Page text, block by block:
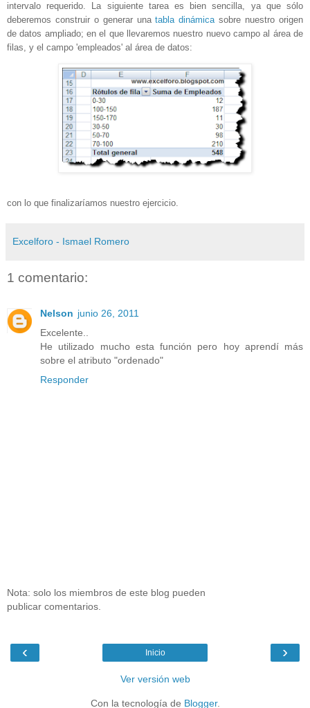
intervalo requerido. La siguiente tarea es bien sencilla, ya que sólo
deberemos construir o generar unatabla dinámicasobre nuestro origen
de datos ampliado; en el que llevaremos nuestro nuevo campo al área de
filas, y el campo 'empleados' al área de datos:
con lo que finalizaríamos nuestro ejercicio.
Excelforo - Ismael Romero
1 comentario:
Nelson junio 26, 2011
Excelente..
He utilizado mucho esta función pero hoy aprendí más
sobre el atributo "ordenado"
Responder
Nota: solo los miembros de este blog pueden
publicar comentarios.
‹ ›
Inicio
Ver versión web
Con la tecnología de Blogger.